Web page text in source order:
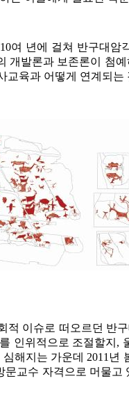
여 년에 걸쳐 반구대
개발론과 보존론이 첨
육과 어떻게 연계되
적 이슈로 떠오르던 반
인위적으로 조절할지
해지는 가운데 2011
교수 자격으로 머물